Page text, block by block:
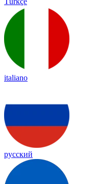
italiano
русский